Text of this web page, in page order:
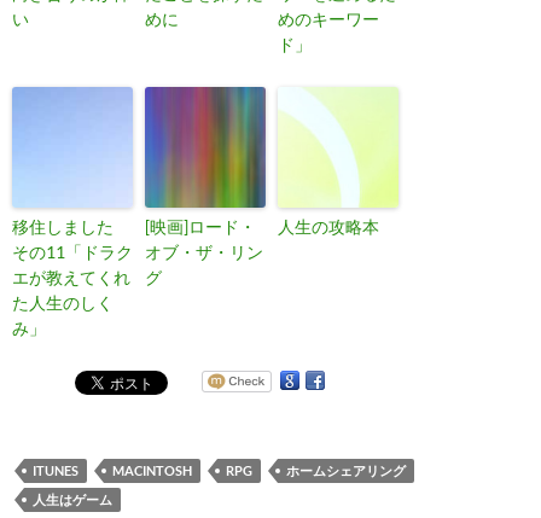
い
めに
めのキーワー
ド」
移住しました
その11「ドラク
エが教えてくれ
た人生のしく
み」
[映画]ロード・
オブ・ザ・リン
グ
人生の攻略本
ITUNES MACINTOSH RPG
ホームシェアリング
人生はゲーム